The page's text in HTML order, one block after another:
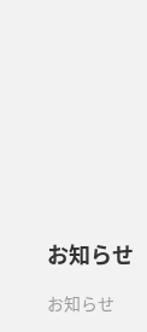
お知らせ
お知らせ